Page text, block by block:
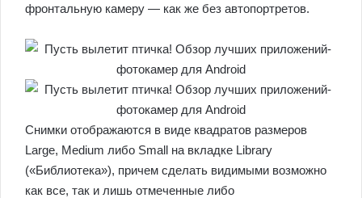
фронтальную камеру — как же без автопортретов.
Снимки отображаются в виде квадратов размеров
Large, Medium либо Small на вкладке Library
(«Библиотека»), причем сделать видимыми возможно
как все, так и лишь отмеченные либо